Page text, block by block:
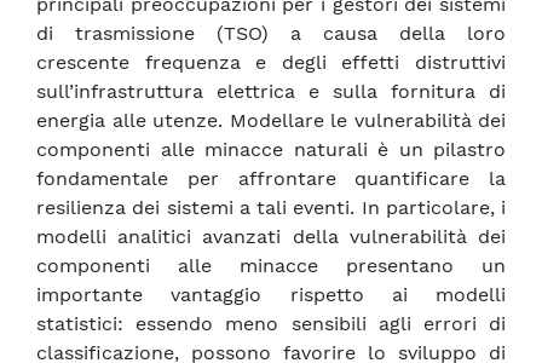
principali preoccupazioni per i gestori dei sistemi
di trasmissione (TSO) a causa della loro
crescente frequenza e degli effetti distruttivi
sull’infrastruttura elettrica e sulla fornitura di
energia alle utenze. Modellare le vulnerabilità dei
componenti alle minacce naturali è un pilastro
fondamentale per affrontare quantificare la
resilienza dei sistemi a tali eventi. In particolare, i
modelli analitici avanzati della vulnerabilità dei
componenti alle minacce presentano un
importante vantaggio rispetto ai modelli
statistici: essendo meno sensibili agli errori di
classificazione, possono favorire lo sviluppo di